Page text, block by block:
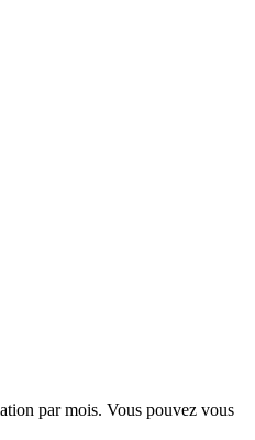
par mois. Vous pouvez vous